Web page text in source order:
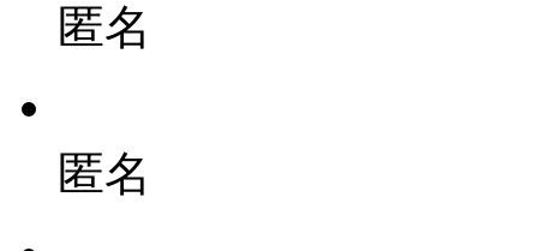
匿名
匿名